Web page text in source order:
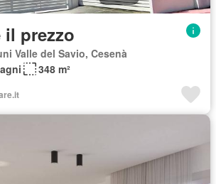
il prezzo
Valle del Savio, Cesenà
348 m²